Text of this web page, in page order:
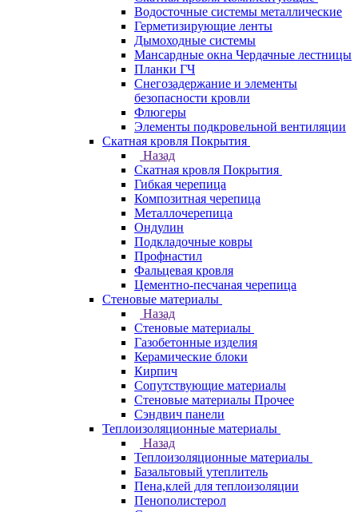
Водосточные системы металлические
Герметизирующие ленты
Дымоходные системы
Мансардные окна Чердачные лестницы
Планки ГЧ
Снегозадержание и элементы
безопасности кровли
Флюгеры
Элементы подкровельной вентиляции
Скатная кровля Покрытия
Назад
Скатная кровля Покрытия
Гибкая черепица
Композитная черепица
Металлочерепица
Ондулин
Подкладочные ковры
Профнастил
Фальцевая кровля
Цементно-песчаная черепица
Стеновые материалы
Назад
Стеновые материалы
Газобетонные изделия
Керамические блоки
Кирпич
Сопутствующие материалы
Стеновые материалы Прочее
Сэндвич панели
Теплоизоляционные материалы
Назад
Теплоизоляционные материалы
Базальтовый утеплитель
Пена,клей для теплоизоляции
Пенополистерол